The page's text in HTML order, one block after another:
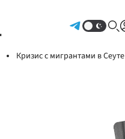
Кризис с мигрантами в Сеуте